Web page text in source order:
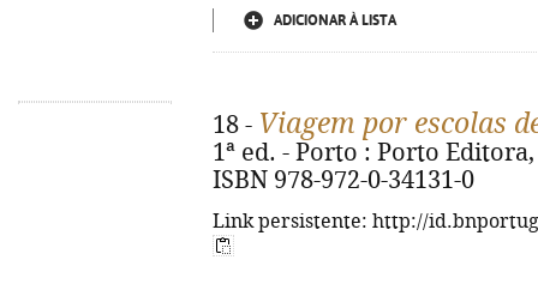
ADICIONAR À LISTA
18 - Viagem por escolas
1ª ed. - Porto : Porto
ISBN 978-972-0-34131-0
Link persistente: http://